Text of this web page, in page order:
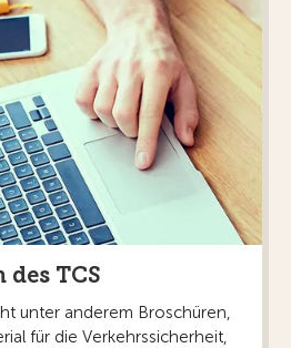
TCS
unter anderem Broschüren,
für die Verkehrssicherheit,